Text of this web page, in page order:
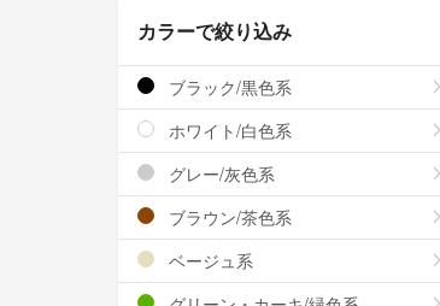
カラーで絞り込み
ブラック/黒色系
ホワイト/白色系
グレー/灰色系
ブラウン/茶色系
ベージュ系